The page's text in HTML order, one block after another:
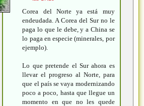
Corea del Norte ya está muy
endeudada. A Corea del Sur no le
paga lo que le debe, y a China se
lo paga en especie (minerales, por
ejemplo).
Lo que pretende el Sur ahora es
llevar el progreso al Norte, para
que el país se vaya modernizando
poco a poco, hasta que llegue un
momento en que no les quede